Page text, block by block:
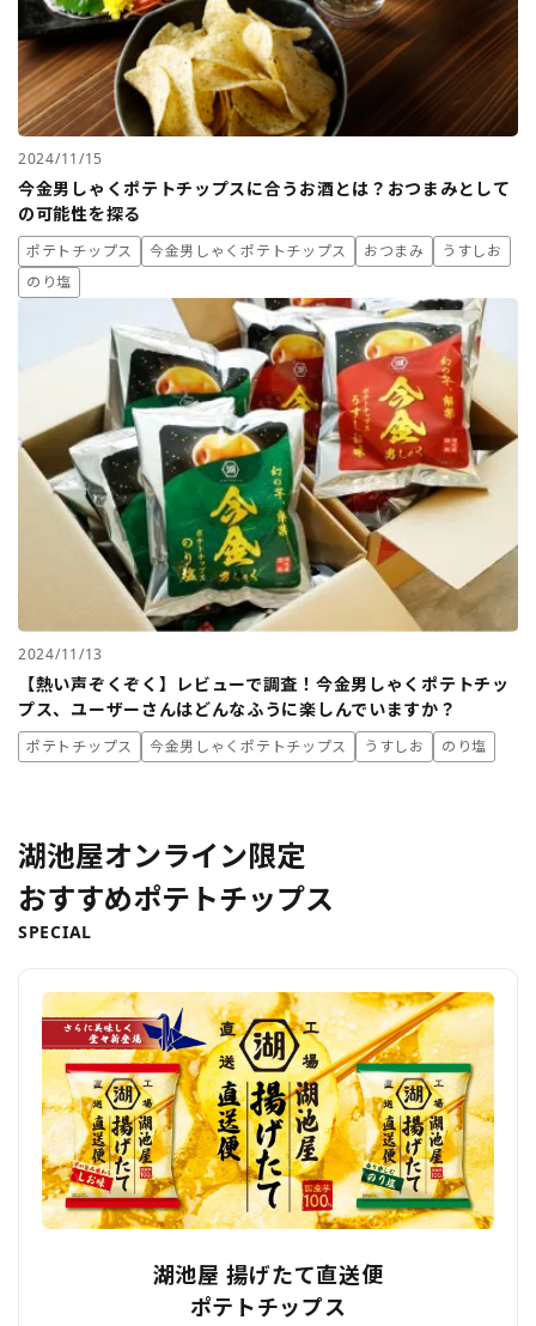
2024/11/15
今金男しゃくポテトチップスに合うお酒とは？おつまみとして
の可能性を探る
ポテトチップス 今金男しゃくポテトチップス おつまみ
うすしお
のり塩
2024/11/13
【熱い声ぞくぞく】レビューで調査！今金男しゃくポテトチッ
プス、ユーザーさんはどんなふうに楽しんでいますか？
ポテトチップス 今金男しゃくポテトチップス うすしお のり塩
湖池屋オンライン限定
おすすめポテトチップス
SPECIAL
湖池屋 揚げたて直送便
ポテトチップス